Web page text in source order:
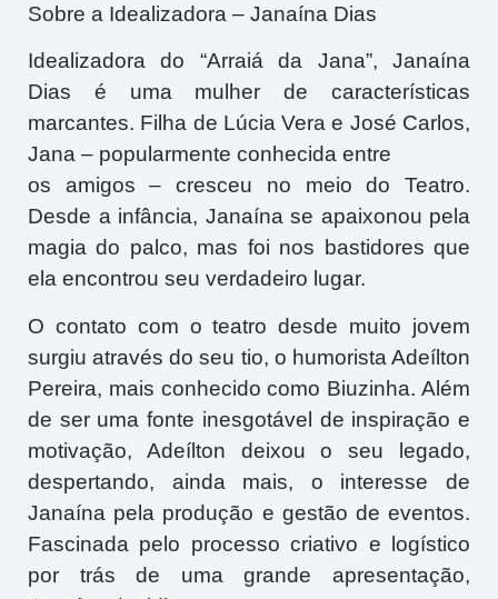
Sobre a Idealizadora – Janaína Dias
Idealizadora do “Arraiá da Jana”, Janaína
Dias é uma mulher de características
marcantes. Filha de Lúcia Vera e José Carlos,
Jana – popularmente conhecida entre
os amigos – cresceu no meio do Teatro.
Desde a infância, Janaína se apaixonou pela
magia do palco, mas foi nos bastidores que
ela encontrou seu verdadeiro lugar.
O contato com o teatro desde muito jovem
surgiu através do seu tio, o humorista Adeílton
Pereira, mais conhecido como Biuzinha. Além
de ser uma fonte inesgotável de inspiração e
motivação, Adeílton deixou o seu legado,
despertando, ainda mais, o interesse de
Janaína pela produção e gestão de eventos.
Fascinada pelo processo criativo e logístico
por trás de uma grande apresentação,